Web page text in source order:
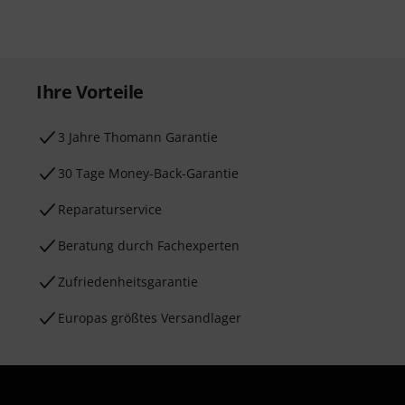
Ihre Vorteile
3 Jahre Thomann Garantie
30 Tage Money-Back-Garantie
Reparaturservice
Beratung durch Fachexperten
Zufriedenheitsgarantie
Europas größtes Versandlager